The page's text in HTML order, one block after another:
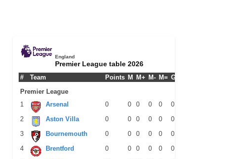
England
Premier League table 2026
# Team Points M M+ M- M= G+
Premier League
1
Arsenal 0 0 0 0 0 0
2
Aston Villa 0 0 0 0 0 0
3
Bournemouth 0 0 0 0 0 0
4
Brentford 0 0 0 0 0 0